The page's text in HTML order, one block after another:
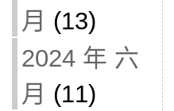
月 (13)
2024 年 六
月 (11)